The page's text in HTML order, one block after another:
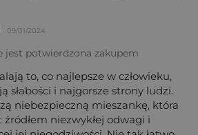
09/01/2024
jest potwierdzona zakupem
to, co najlepsze w człowieku,
słabości i najgorsze strony ludzi.
niebezpieczną mieszankę, która
niezwykłej odwagi i